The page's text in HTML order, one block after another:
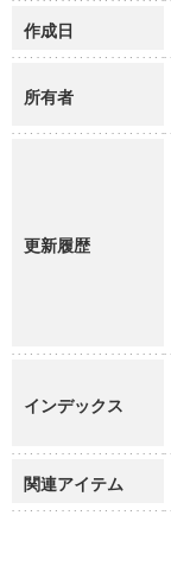
作成日
所有者
更新履歴
インデックス
関連アイテム